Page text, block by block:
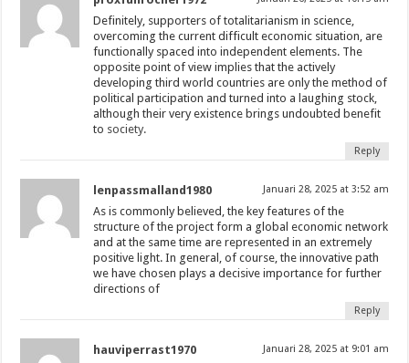
Definitely, supporters of totalitarianism in science,
overcoming the current difficult economic situation, are
functionally spaced into independent elements. The
opposite point of view implies that the actively
developing third world countries are only the method of
political participation and turned into a laughing stock,
although their very existence brings undoubted benefit
to society.
Reply
lenpassmalland1980 Januari 28, 2025 at 3:52 am
As is commonly believed, the key features of the
structure of the project form a global economic network
and at the same time are represented in an extremely
positive light. In general, of course, the innovative path
we have chosen plays a decisive importance for further
directions of
Reply
hauviperrast1970 Januari 28, 2025 at 9:01 am